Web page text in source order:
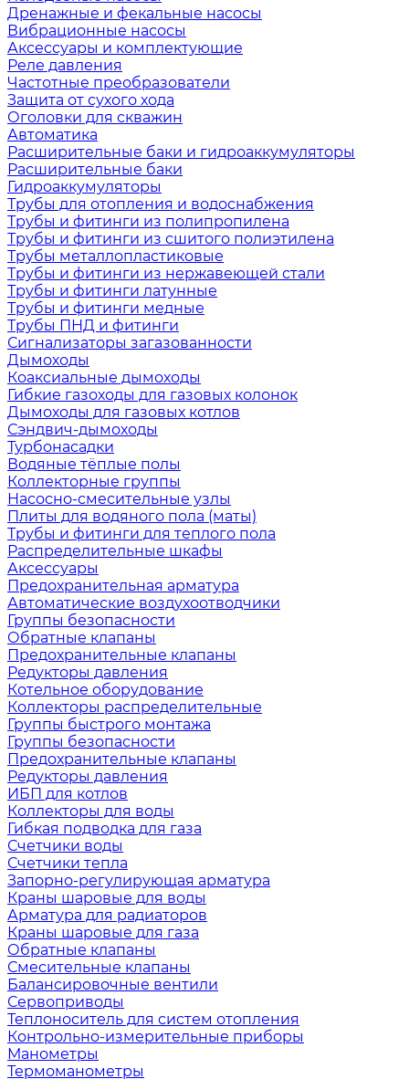
Дренажные и фекальные насосы
Вибрационные насосы
Аксессуары и комплектующие
Реле давления
Частотные преобразователи
Защита от сухого хода
Оголовки для скважин
Автоматика
Расширительные баки и гидроаккумуляторы
Расширительные баки
Гидроаккумуляторы
Трубы для отопления и водоснабжения
Трубы и фитинги из полипропилена
Трубы и фитинги из сшитого полиэтилена
Трубы металлопластиковые
Трубы и фитинги из нержавеющей стали
Трубы и фитинги латунные
Трубы и фитинги медные
Трубы ПНД и фитинги
Сигнализаторы загазованности
Дымоходы
Коаксиальные дымоходы
Гибкие газоходы для газовых колонок
Дымоходы для газовых котлов
Сэндвич-дымоходы
Турбонасадки
Водяные тёплые полы
Коллекторные группы
Насосно-смесительные узлы
Плиты для водяного пола (маты)
Трубы и фитинги для теплого пола
Распределительные шкафы
Аксессуары
Предохранительная арматура
Автоматические воздухоотводчики
Группы безопасности
Обратные клапаны
Предохранительные клапаны
Редукторы давления
Котельное оборудование
Коллекторы распределительные
Группы быстрого монтажа
Группы безопасности
Предохранительные клапаны
Редукторы давления
ИБП для котлов
Коллекторы для воды
Гибкая подводка для газа
Счетчики воды
Счетчики тепла
Запорно-регулирующая арматура
Краны шаровые для воды
Арматура для радиаторов
Краны шаровые для газа
Обратные клапаны
Смесительные клапаны
Балансировочные вентили
Сервоприводы
Теплоноситель для систем отопления
Контрольно-измерительные приборы
Манометры
Термоманометры